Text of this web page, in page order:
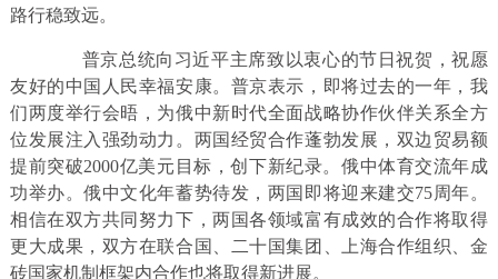
路行稳致远。
普京总统向习近平主席致以衷心的节日祝贺，祝愿
友好的中国人民幸福安康。普京表示，即将过去的一年，我
们两度举行会晤，为俄中新时代全面战略协作伙伴关系全方
位发展注入强劲动力。两国经贸合作蓬勃发展，双边贸易额
提前突破2000亿美元目标，创下新纪录。俄中体育交流年成
功举办。俄中文化年蓄势待发，两国即将迎来建交75周年。
相信在双方共同努力下，两国各领域富有成效的合作将取得
更大成果，双方在联合国、二十国集团、上海合作组织、金
砖国家机制框架内合作也将取得新进展。